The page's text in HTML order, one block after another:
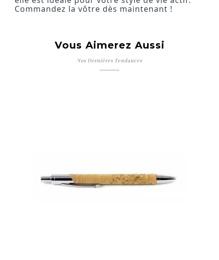
Commandez la vôtre dès maintenant !
Vous Aimerez Aussi
Nos Dernières Tendances